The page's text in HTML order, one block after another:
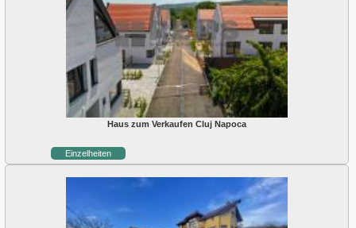
Haus zum Verkaufen Cluj Napoca
Einzelheiten